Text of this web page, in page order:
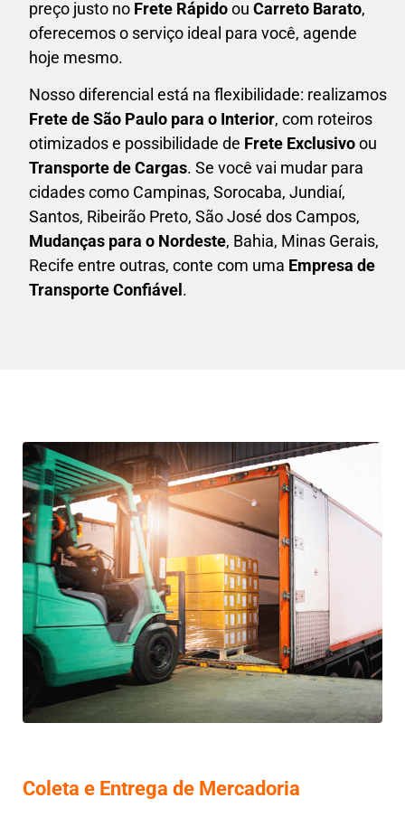
preço justo no Frete Rápidoou Carreto Barato,
oferecemos o serviço ideal para você, agende
hoje mesmo.
Nosso diferencial está na flexibilidade: realizamos
Frete de São Paulo para o Interior, com roteiros
otimizados e possibilidade de Frete Exclusivoou
Transporte de Cargas. Se você vai mudar para
cidades como Campinas, Sorocaba, Jundiaí,
Santos, Ribeirão Preto, São José dos Campos,
Mudanças para o Nordeste, Bahia, Minas Gerais,
Recife entre outras, conte com uma Empresa de
Transporte Confiável .
Coleta e Entrega de Mercadoria